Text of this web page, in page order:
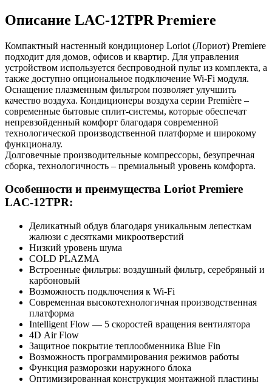
Описание LAC-12TPR Premiere
Компактный настенный кондиционер Loriot (Лориот) Premiere
подходит для домов, офисов и квартир. Для управления
устройством используется беспроводной пульт из комплекта, а
также доступно опциональное подключение Wi-Fi модуля.
Оснащение плазменным фильтром позволяет улучшить
качество воздуха. Кондиционеры воздуха серии Première –
современные бытовые сплит-системы, которые обеспечат
непревзойденный комфорт благодаря современной
технологической производственной платформе и широкому
функционалу.
Долговечные производительные компрессоры, безупречная
сборка, технологичность – премиальный уровень комфорта.
Особенности и преимущества Loriot Premiere
LAC-12TPR:
Деликатный обдув благодаря уникальным лепесткам
жалюзи с десятками микроотверстий
Низкий уровень шума
COLD PLAZMA
Встроенные фильтры: воздушный фильтр, серебряный и
карбоновый
Возможность подключения к Wi-Fi
Современная высокотехнологичная производственная
платформа
Intelligent Flow — 5 скоростей вращения вентилятора
4D Air Flow
Защитное покрытие теплообменника Blue Fin
Возможность программирования режимов работы
Функция разморозки наружного блока
Оптимизированная конструкция монтажной пластины